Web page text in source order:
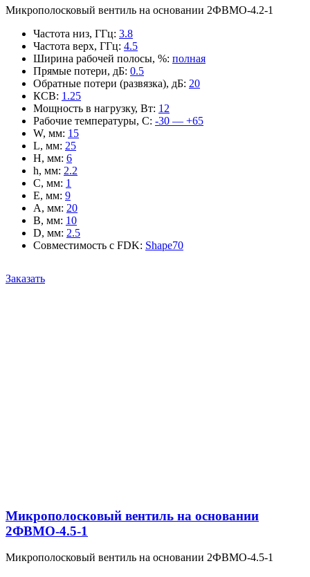
Микрополосковый вентиль на основании 2ФВМO-4.2-1
Частота низ, ГГц: 3.8
Частота верх, ГГц: 4.5
Ширина рабочей полосы, %: полная
Прямые потери, дБ: 0.5
Обратные потери (развязка), дБ: 20
КСВ: 1.25
Мощность в нагрузку, Вт: 12
Рабочие температуры, С: -30 — +65
W, мм: 15
L, мм: 25
H, мм: 6
h, мм: 2.2
C, мм: 1
E, мм: 9
A, мм: 20
B, мм: 10
D, мм: 2.5
Совместимость с FDK: Shape70
Заказать
Микрополосковый вентиль на основании
2ФВМO-4.5-1
Микрополосковый вентиль на основании 2ФВМO-4.5-1